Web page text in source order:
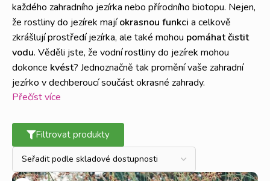
každého zahradního jezírka nebo přírodního biotopu. Nejen,
že rostliny do jezírek majíokrasnou funkci a celkově
zkrášlují prostředí jezírka, ale také mohou pomáhat čistit
vodu. Věděli jste, že vodní rostliny do jezírek mohou
dokonce kvést? Jednoznačně tak promění vaše zahradní
jezírko v dechberoucí součást okrasné zahrady.
Vodní řasy jsou častým problémem zahradních jezírek, ale
také biotopů nebo dalších vodních nádrží. Řasy často
vznikají kvůli příliš vysoké hodnotě dusičnanů ve vodě.
Přečíst více
Filtrovat produkty